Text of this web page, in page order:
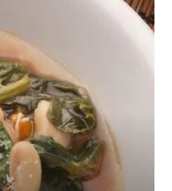
163,5 Vitamina
B9